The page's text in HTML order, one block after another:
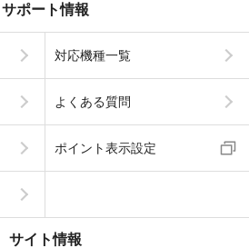
サポート情報
対応機種一覧
よくある質問
ポイント表示設定
サイト情報